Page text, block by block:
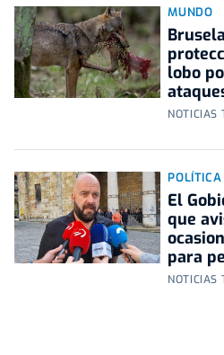
MUNDO
lobo
NOTICIAS
POLÍTICA
El
que
para
NOTICIAS